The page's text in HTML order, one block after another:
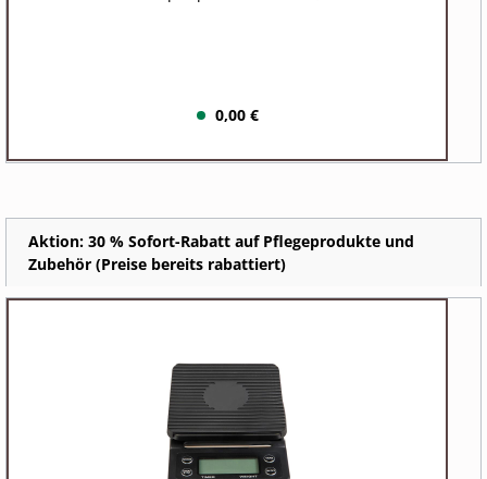
0,00 €
Aktion: 30 % Sofort-Rabatt auf Pflegeprodukte und
Zubehör (Preise bereits rabattiert)